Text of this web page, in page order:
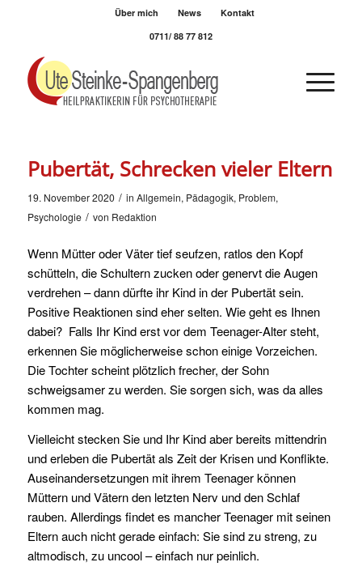
Über mich News
Kontakt
0711/ 88 77 812
Pubertät, Schrecken vieler Eltern
19. November 2020 / in Allgemein, Pädagogik, Problem,
Psychologie / von Redaktion
Wenn Mütter oder Väter tief seufzen, ratlos den Kopf
schütteln, die Schultern zucken oder genervt die Augen
verdrehen – dann dürfte ihr Kind in der Pubertät sein.
Positive Reaktionen sind eher selten. Wie geht es Ihnen
dabei? Falls Ihr Kind erst vor dem Teenager-Alter steht,
erkennen Sie möglicherweise schon einige Vorzeichen.
Die Tochter scheint plötzlich frecher, der Sohn
schweigsamer zu werden. Sie sorgen sich, was da alles
kommen mag.
Vielleicht stecken Sie und Ihr Kind aber bereits mittendrin
und erleben die Pubertät als Zeit der Krisen und Konflikte.
Auseinandersetzungen mit ihrem Teenager können
Müttern und Vätern den letzten Nerv und den Schlaf
rauben. Allerdings findet es mancher Teenager mit seinen
Eltern auch nicht gerade einfach: Sie sind zu streng, zu
altmodisch, zu uncool – einfach nur peinlich.